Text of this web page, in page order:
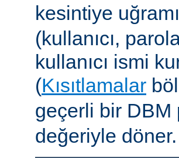
kesintiye
(kullanıcı,
kullanıcı ismi
(Kısıtlamalar
geçerli bir DBM
değeriyle döner.